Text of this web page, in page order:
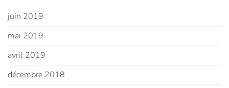
juin 2019
mai 2019
avril 2019
décembre 2018